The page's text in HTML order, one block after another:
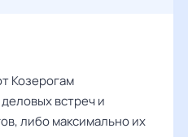
Козерогам
встреч и
либо максимально их